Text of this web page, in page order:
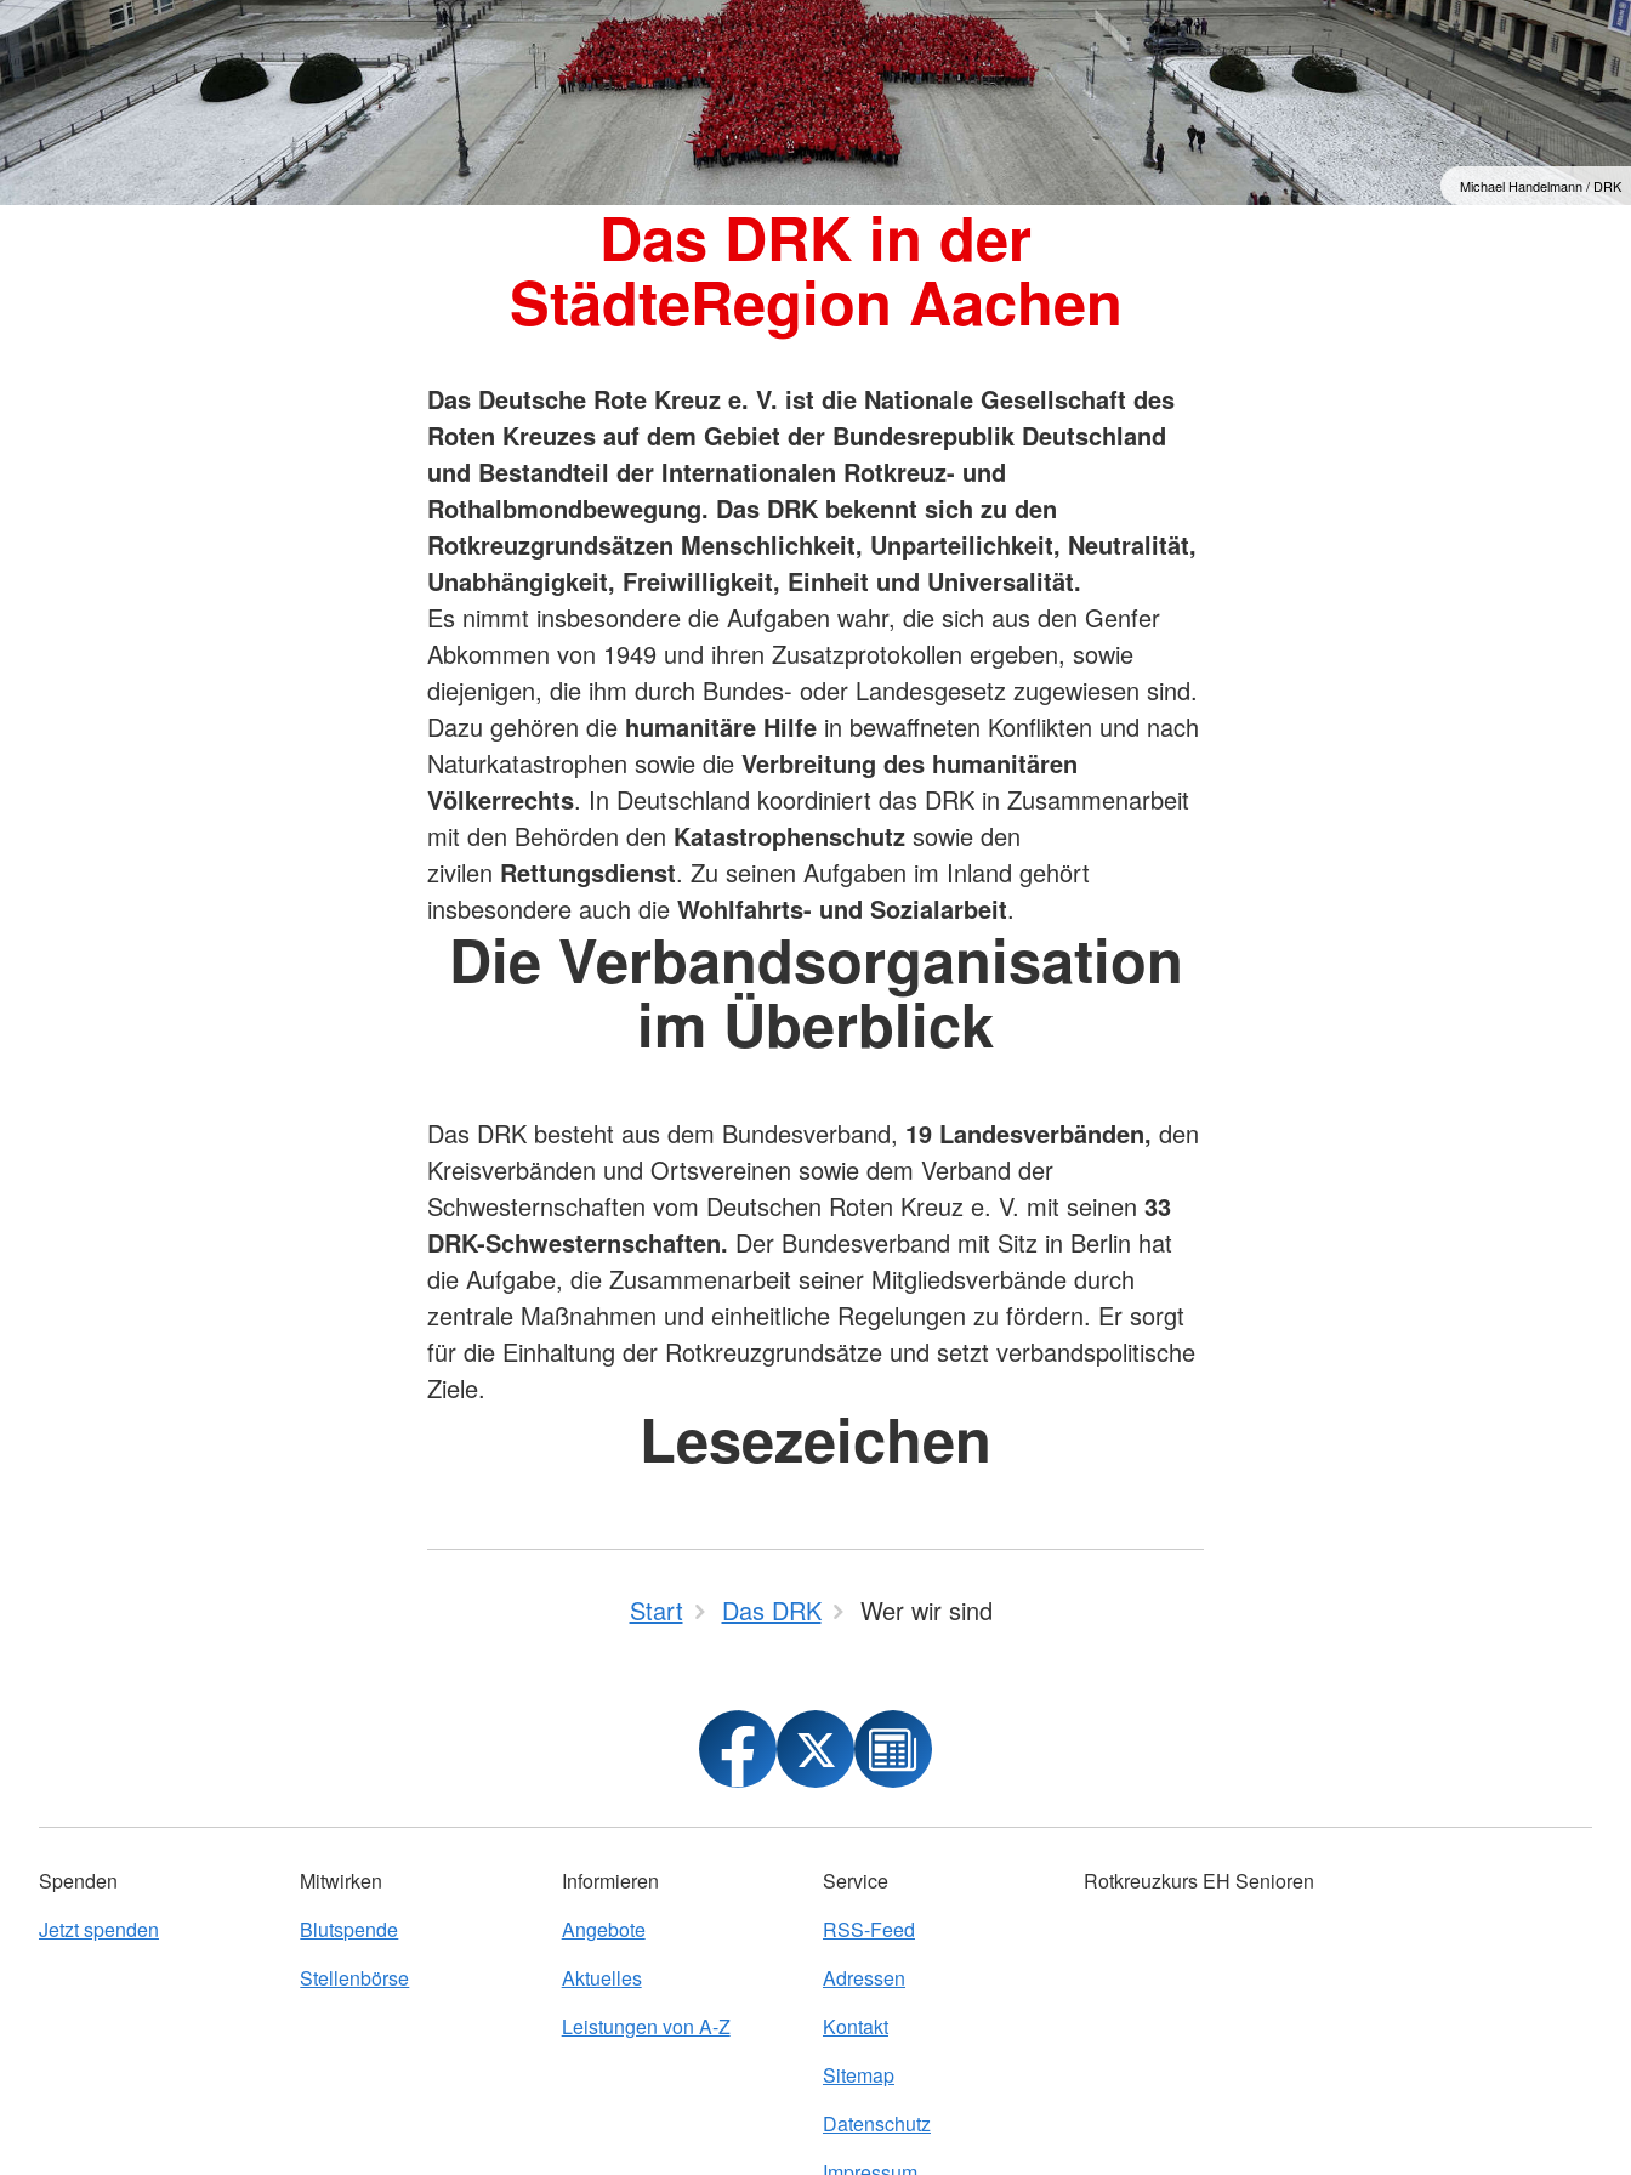
Medizinischer Transportdienst
Migration und Integration
Integrationsagenturen
Kleiderläden
Reparaturcafé
Wohlfahrt und Sozialarbeit
Mitgliederservice und Ehrenamt
Pflege
öffentl. Rettungsdienst
Schwerbehindertenvertretung
Verwaltung
Wasserwacht
Wohlfahrt und Sozialarbeit
Einheiten
Einsatzeinheiten
Rettungshundeeinheit
Wasserrettungszug
DRK Server
HiOrg-Server
Kontakt
Kontaktformular
Adressfinder
Angebotsfinder
Generalsekretariat
Rotes Kreuz international
AGB, Impressum &
Datenschutz
Allgemeine Geschäftsbedingungen
(AGB)
Datenschutzerklärung
Michael Handelmann / DRK
Das DRK in der
StädteRegion Aachen
Das Deutsche Rote Kreuz e. V. ist die Nationale Gesellschaft des
Roten Kreuzes auf dem Gebiet der Bundesrepublik Deutschland
und Bestandteil der Internationalen Rotkreuz- und
Rothalbmondbewegung. Das DRK bekennt sich zu den
Rotkreuzgrundsätzen Menschlichkeit, Unparteilichkeit, Neutralität,
Unabhängigkeit, Freiwilligkeit, Einheit und Universalität.
Es nimmt insbesondere die Aufgaben wahr, die sich aus den Genfer
Abkommen von 1949 und ihren Zusatzprotokollen ergeben, sowie
diejenigen, die ihm durch Bundes- oder Landesgesetz zugewiesen sind.
Dazu gehören die humanitäre Hilfe in bewaffneten Konflikten und nach
Naturkatastrophen sowie die Verbreitung des humanitären
Völkerrechts. In Deutschland koordiniert das DRK in Zusammenarbeit
mit den Behörden den Katastrophenschutz sowie den
zivilen Rettungsdienst. Zu seinen Aufgaben im Inland gehört
insbesondere auch die Wohlfahrts- und Sozialarbeit.
Die Verbandsorganisation
im Überblick
Das DRK besteht aus dem Bundesverband, 19 Landesverbänden, den
Kreisverbänden und Ortsvereinen sowie dem Verband der
Schwesternschaften vom Deutschen Roten Kreuz e. V. mit seinen 33
DRK-Schwesternschaften. Der Bundesverband mit Sitz in Berlin hat
die Aufgabe, die Zusammenarbeit seiner Mitgliedsverbände durch
zentrale Maßnahmen und einheitliche Regelungen zu fördern. Er sorgt
für die Einhaltung der Rotkreuzgrundsätze und setzt verbandspolitische
Ziele.
Lesezeichen
Start Das DRK Wer wir sind
Spenden
Jetzt spenden
Mitwirken
Blutspende
Stellenbörse
Informieren
Angebote
Aktuelles
Leistungen von A-Z
Service
RSS-Feed
Adressen
Kontakt
Sitemap
Datenschutz
Rotkreuzkurs EH Senioren